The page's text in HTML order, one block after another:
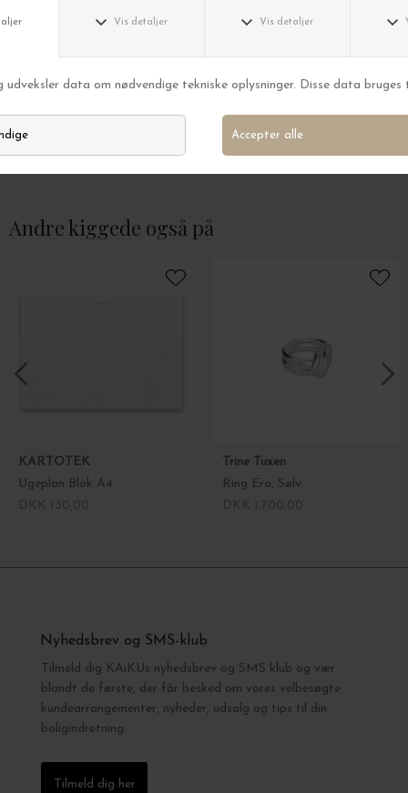
Ring Cecilia, Forgyldt
Andre kiggede også på
KARTOTEK
Ugeplan Blok A4
Trine Tuxen
Ring Era, Sølv
Nyhedsbrev og SMS-klub
Tilmeld dig KAiKUs nyhedsbrev og SMS klub og vær
blandt de første, der får besked om vores velbesøgte
kundearrangementer, nyheder, udsalg og tips til din
boligindretning.
Tilmeld dig her